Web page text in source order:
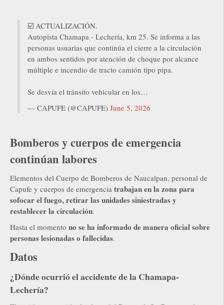
☑️ ACTUALIZACIÓN.
Autopista Chamapa - Lechería, km 25. Se informa a las
personas usuarias que continúa el cierre a la circulación
en ambos sentidos por atención de choque por alcance
múltiple e incendio de tracto camión tipo pipa.
Se desvía el tránsito vehicular en los…
— CAPUFE (@CAPUFE) June 5, 2026
Bomberos y cuerpos de emergencia
continúan labores
Elementos del Cuerpo de Bomberos de Naucalpan, personal de
Capufe y cuerpos de emergencia trabajan en la zona para
sofocar el fuego, retirar las unidades siniestradas y
restablecer la circulación.
Hasta el momento no se ha informado de manera oficial sobre
personas lesionadas o fallecidas.
Datos
¿Dónde ocurrió el accidente de la Chamapa-
Lechería?